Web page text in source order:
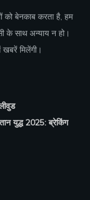
बेनकाब करता है, हम
के साथ अन्याय न हो।
मिलेंगी।
युद्ध 2025: ब्रेकिंग